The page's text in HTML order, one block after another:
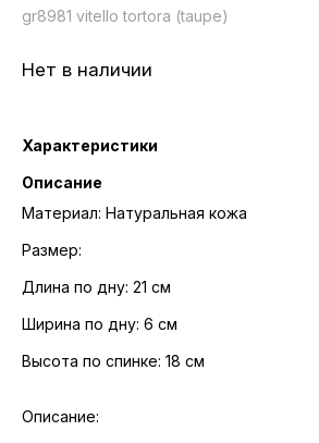
gr8981 vitello tortora (taupe)
Нет в наличии
Характеристики
Описание
Материал: Натуральная кожа
Размер:
Длина по дну: 21 см
Ширина по дну: 6 см
Высота по спинке: 18 см
Описание: